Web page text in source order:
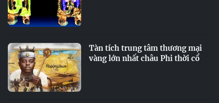
Tàn tích trung tâm thương mại
vàng lớn nhất châu Phi thời cổ